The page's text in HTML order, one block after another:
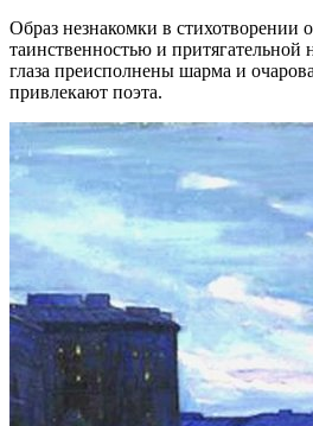
Образ незнакомки в стихотворении
таинственностью и притягательной
глаза преисполнены шарма и
привлекают поэта.